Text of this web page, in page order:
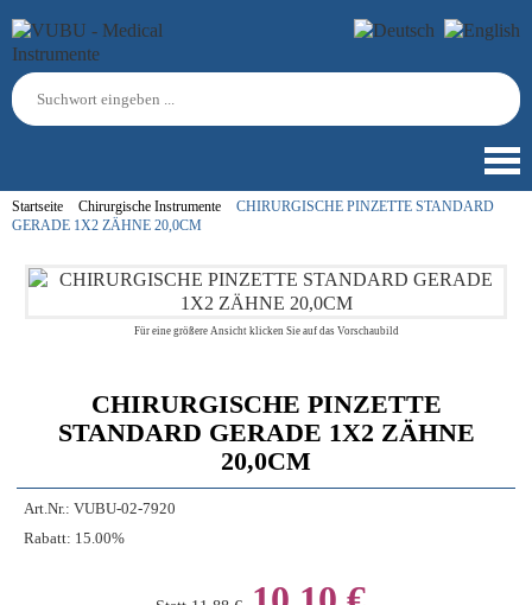
Startseite Chirurgische Instrumente
CHIRURGISCHE PINZETTE STANDARD
GERADE 1X2 ZÄHNE 20,0CM
Für eine größere Ansicht klicken Sie auf das Vorschaubild
CHIRURGISCHE PINZETTE
STANDARD GERADE 1X2 ZÄHNE
20,0CM
Art.Nr.: VUBU-02-7920
Rabatt: 15.00%